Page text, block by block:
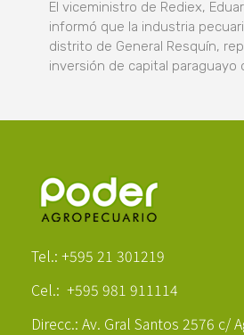
El viceministro de Rediex,
informó que la industria
distrito de General Resquín,
inversión de capital paraguayo
Tel.: +595 21 301219
Cel.: +595 981 911114
Direcc.: Av. Gral Santos 2576 c/